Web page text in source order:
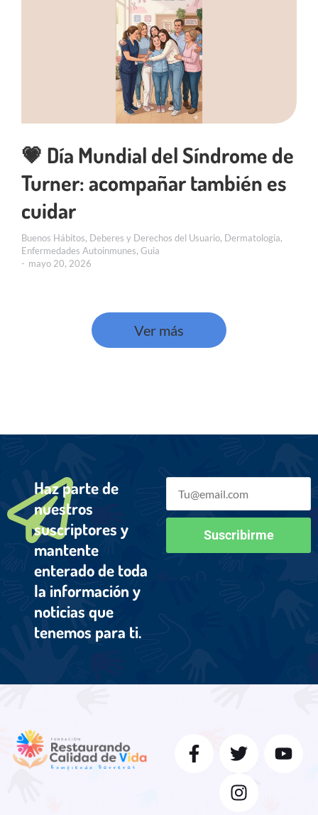
💗 Día Mundial del Síndrome de
Turner: acompañar también es
cuidar
Buenos Hábitos, Deberes y Derechos del Usuario, Dermatologia,
Enfermedades Autoinmunes, Guia
mayo 20, 2026
Ver más
Haz parte de
nuestros
suscriptores y
mantente
enterado de toda
la información y
noticias que
tenemos para ti.
Suscribirme